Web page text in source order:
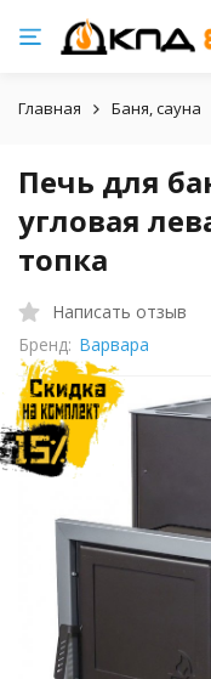
Главная Баня, сауна
Печь для
угловая
топка
Написать отзыв
Бренд: Варвара